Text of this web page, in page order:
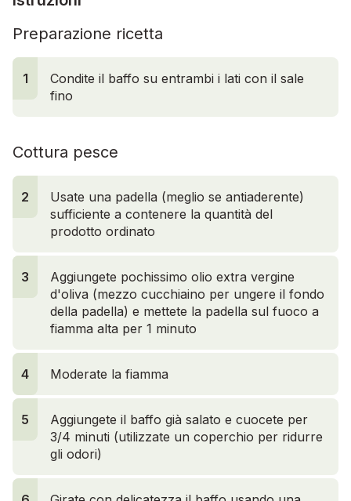
Preparazione ricetta
1
Condite il baffo su entrambi i lati con il sale
fino
Cottura pesce
2
Usate una padella (meglio se antiaderente)
sufficiente a contenere la quantità del
prodotto ordinato
3
Aggiungete pochissimo olio extra vergine
d'oliva (mezzo cucchiaino per ungere il fondo
della padella) e mettete
3
la padella sul fuoco a
fiamma alta per 1 minuto
4 Moderate la fiamma
5
Aggiungete il baffo già salato e cuocete per
3/4 minuti (utilizzate un coperchio per ridurre
gli odori)